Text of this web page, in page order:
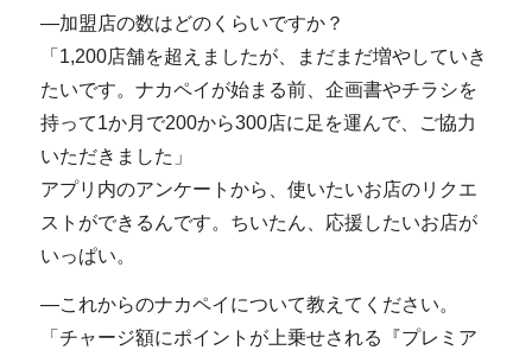
―加盟店の数はどのくらいですか？
「1,200店舗を超えましたが、まだまだ増やしていき
たいです。ナカペイが始まる前、企画書やチラシを
持って1か月で200から300店に足を運んで、ご協力
いただきました」
アプリ内のアンケートから、使いたいお店のリクエ
ストができるんです。ちいたん、応援したいお店が
いっぱい。
―これからのナカペイについて教えてください。
「チャージ額にポイントが上乗せされる『プレミア